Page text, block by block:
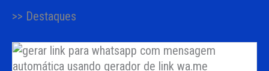
>> Destaques